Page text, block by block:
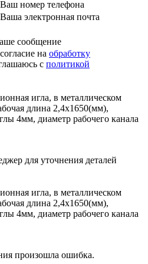
Ваш номер телефона
Ваша электронная почта
сообщение
на обработку
с политикой
для уточнения деталей
произошла ошибка.